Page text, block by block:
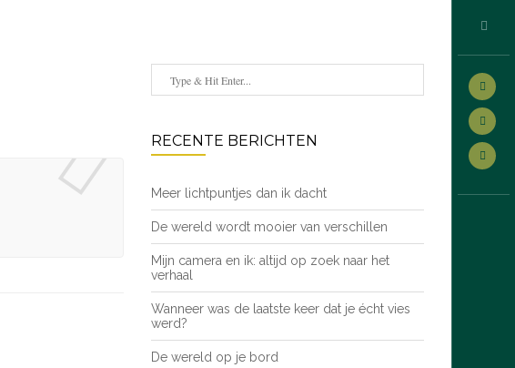
RECENTE BERICHTEN
Meer lichtpuntjes dan ik dacht
De wereld wordt mooier van verschillen
Mijn camera en ik: altijd op zoek naar het
verhaal
Wanneer was de laatste keer dat je écht vies
werd?
De wereld op je bord